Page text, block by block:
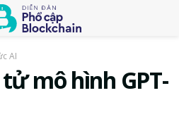
AI
mô hình GPT-